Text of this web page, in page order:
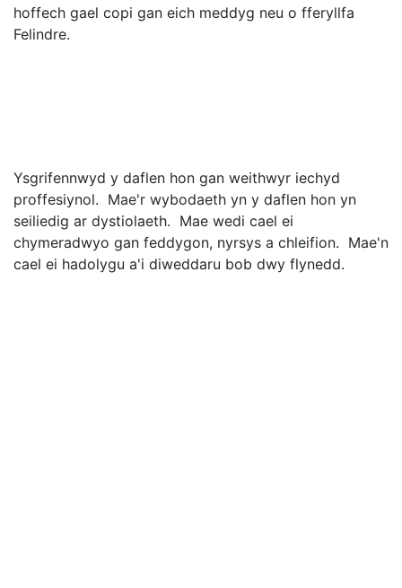
hoffech gael copi gan eich meddyg neu o fferyllfa
Felindre.
Ysgrifennwyd y daflen hon gan weithwyr iechyd
proffesiynol. Mae'r wybodaeth yn y daflen hon yn
seiliedig ar dystiolaeth. Mae wedi cael ei
chymeradwyo gan feddygon, nyrsys a chleifion. Mae'n
cael ei hadolygu a'i diweddaru bob dwy flynedd.